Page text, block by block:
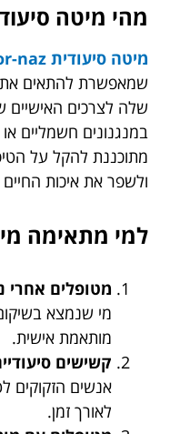
מהי מיטה
מיטה סיעודית or-naz
שמאפשרת להתאים את
שלה לצרכים
במנגנונים חשמליים
מתוכננת להקל על
ולשפר את איכות
למי מתאימה
מטופלים אחרי
מי שנמצא
מותאמת אישית.
קשישים
אנשים הזקוקים
לאורך זמן.